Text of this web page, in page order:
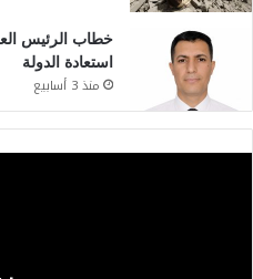
خطاب الرئيس
استعادة الدولة
منذ 3 أسابيع